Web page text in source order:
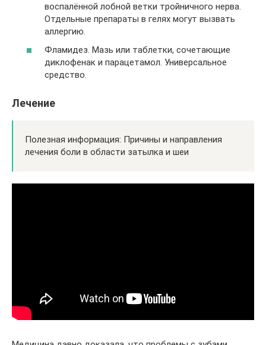
воспалённой лобной ветки тройничного нерва.
Отдельные препараты в гелях могут вызвать
аллергию.
Фламидез. Мазь или таблетки, сочетающие
диклофенак и парацетамол. Универсальное
средство.
Лечение
Полезная информация: Причины и направления
лечения боли в области затылка и шеи